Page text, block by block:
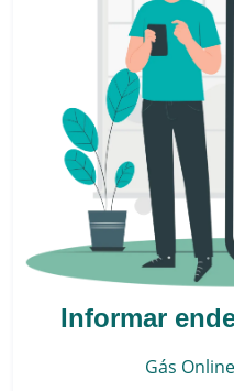
Informar
Gás Online